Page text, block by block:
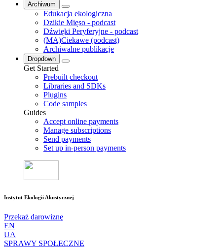
Archiwum
Edukacja ekologiczna
Dzikie Mięso - podcast
Dźwięki Peryferyjne - podcast
(MA)Ciekawe (podcast)
Archiwalne publikacje
Dropdown
Get Started
Prebuilt checkout
Libraries and SDKs
Plugins
Code samples
Guides
Accept online payments
Manage subscriptions
Send payments
Set up in-person payments
Instytut Ekologii Akustycznej
Przekaż darowiznę
EN
UA
SPRAWY SPOŁECZNE